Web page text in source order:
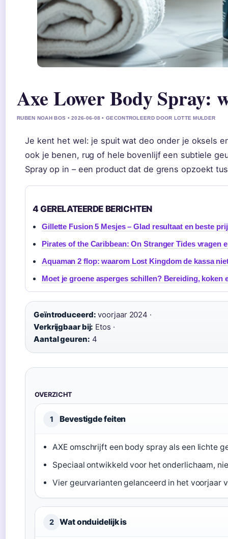
Axe Lower Body Spray:
RUBEN NOAH BOS • 2026-06-08 • GECONTROLEERD DOOR LOTTE MULDER
Je kent het wel: je spuit wat deo onder je oksels
ook je benen, rug of hele bovenlijf een subtiele
Spray op in – een product dat de grens opzoekt
4 GERELATEERDE BERICHTEN
Gillette Fusion 5 Mesjes – Glad resultaat en beste
Pirates of the Caribbean: On Stranger Tides vragen
Aquaman 2 flop: waarom Lost Kingdom de kassa
Moet je groene asperges schillen? Bereiding, koken
Geïntroduceerd: voorjaar 2024 ·
Verkrijgbaar bij: Etos ·
Aantal geuren: 4
OVERZICHT
1 Bevestigde feiten
AXE omschrijft een body spray als een lichte
Speciaal ontwikkeld voor het onderlichaam,
Vier geurvarianten gelanceerd in het voorjaar
2 Wat onduidelijk is